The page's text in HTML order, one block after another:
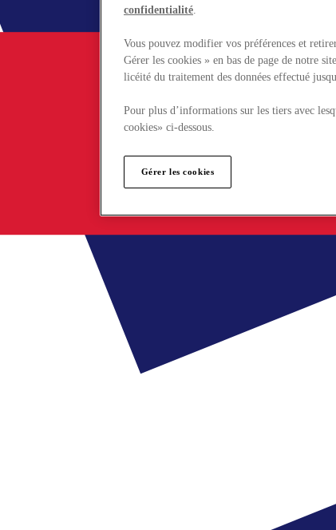
confidentialité.
Vous pouvez modifier vos préférences et
Gérer les cookies » en bas de page de notre
licéité du traitement des données effectué
Pour plus d’informations sur les tiers avec
cookies» ci-dessous.
Gérer les cookies